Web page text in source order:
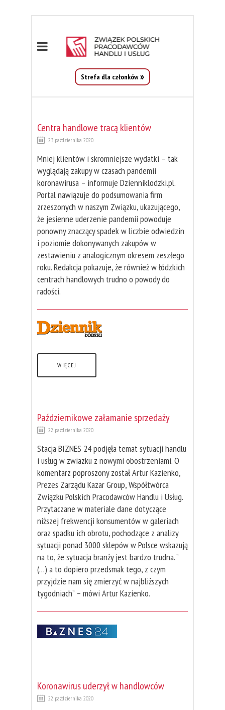
Strefa dla członków
Centra handlowe tracą klientów
23 października 2020
Mniej klientów i skromniejsze wydatki – tak
wyglądają zakupy w czasach pandemii
koronawirusa – informuje Dzienniklodzki.pl.
Portal nawiązuje do podsumowania firm
zrzeszonych w naszym Związku, ukazującego,
że jesienne uderzenie pandemii powoduje
ponowny znaczący spadek w liczbie odwiedzin
i poziomie dokonywanych zakupów w
zestawieniu z analogicznym okresem zeszłego
roku. Redakcja pokazuje, że również w łódzkich
centrach handlowych trudno o powody do
radości.
WIĘCEJ
Październikowe załamanie sprzedaży
22 października 2020
Stacja BIZNES 24 podjęła temat sytuacji handlu
i usług w zwiazku z nowymi obostrzeniami. O
komentarz poproszony został Artur Kazienko,
Prezes Zarządu Kazar Group, Współtwórca
Związku Polskich Pracodawców Handlu i Usług.
Przytaczane w materiale dane dotyczące
niższej frekwencji konsumentów w galeriach
oraz spadku ich obrotu, pochodzące z analizy
sytuacji ponad 3000 sklepów w Polsce wskazują
na to, że sytuacja branży jest bardzo trudna. ”
(…) a to dopiero przedsmak tego, z czym
przyjdzie nam się zmierzyć w najbliższych
tygodniach” – mówi Artur Kazienko.
Koronawirus uderzył w handlowców
22 października 2020